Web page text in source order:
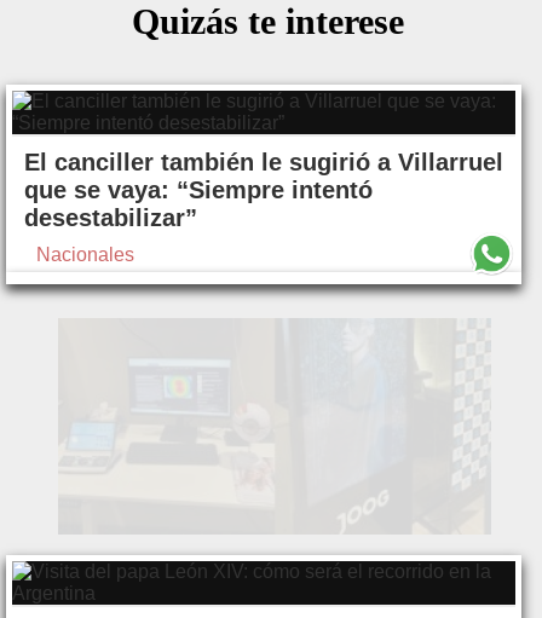
Quizás te interese
El canciller también le sugirió a Villarruel
que se vaya: “Siempre intentó
desestabilizar”
Nacionales